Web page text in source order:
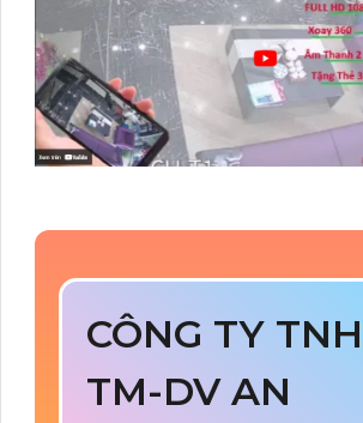
CÔNG TY
TM-DV AN